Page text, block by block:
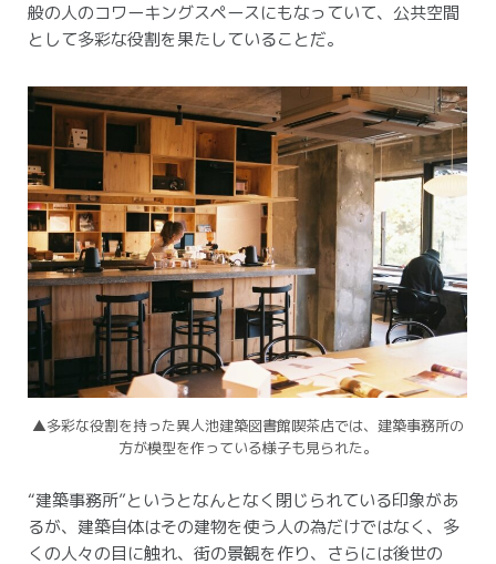
般の人のコワーキングスペースにもなっていて、公共空間
として多彩な役割を果たしていることだ。
▲多彩な役割を持った異人池建築図書館喫茶店では、建築事務所の
方が模型を作っている様子も見られた。
“建築事務所”というとなんとなく閉じられている印象があ
るが、建築自体はその建物を使う人の為だけではなく、多
くの人々の目に触れ、街の景観を作り、さらには後世の